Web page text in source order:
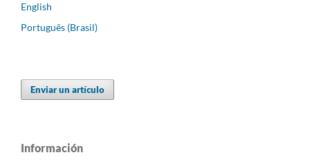
English
Português (Brasil)
Enviar un artículo
Información